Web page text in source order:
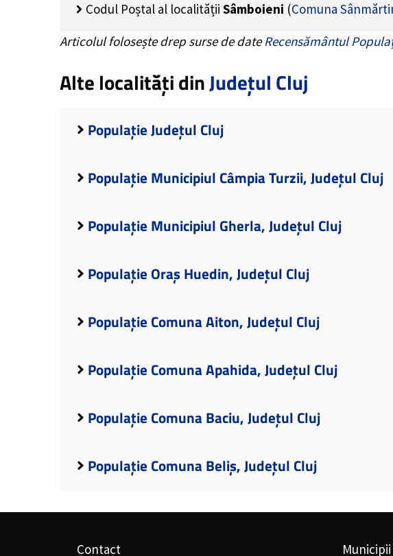
Codul Poștal al localității Sâmboieni (Comuna
Articolul folosește drep surse de dateRecensământul
Alte localități dinJudețul Cluj
Populație Județul Cluj
Populație Municipiul Câmpia Turzii, Județul Cluj
Populație Municipiul Gherla, Județul Cluj
Populație Oraș Huedin, Județul Cluj
Populație Comuna Aiton, Județul Cluj
Populație Comuna Apahida, Județul Cluj
Populație Comuna Baciu, Județul Cluj
Populație Comuna Beliș, Județul Cluj
Contact Municipii